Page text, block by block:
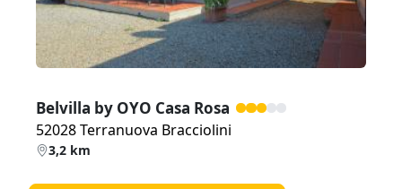
Belvilla by OYO Casa Rosa
52028 Terranuova Bracciolini
3,2 km